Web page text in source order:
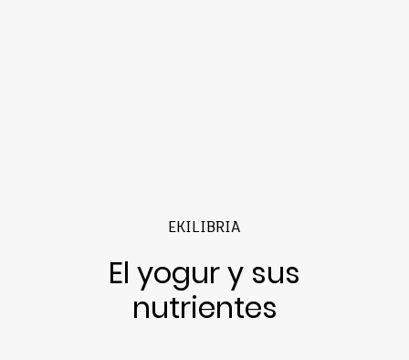
EKILIBRIA
El yogur y sus
nutrientes